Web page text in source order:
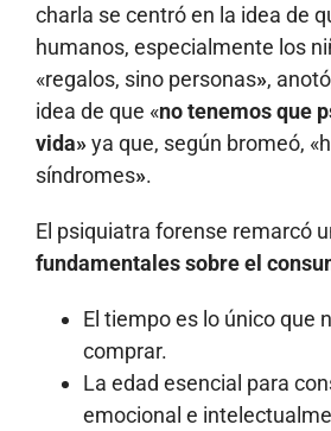
charla se centró en la idea de
humanos, especialmente los
«regalos, sino personas»,
idea de que «no tenemos que
vida»ya que, según bromeó,
síndromes».
El psiquiatra forense remarcó
fundamentales sobre el
El tiempo es lo único que
comprar.
La edad esencial para
emocional e